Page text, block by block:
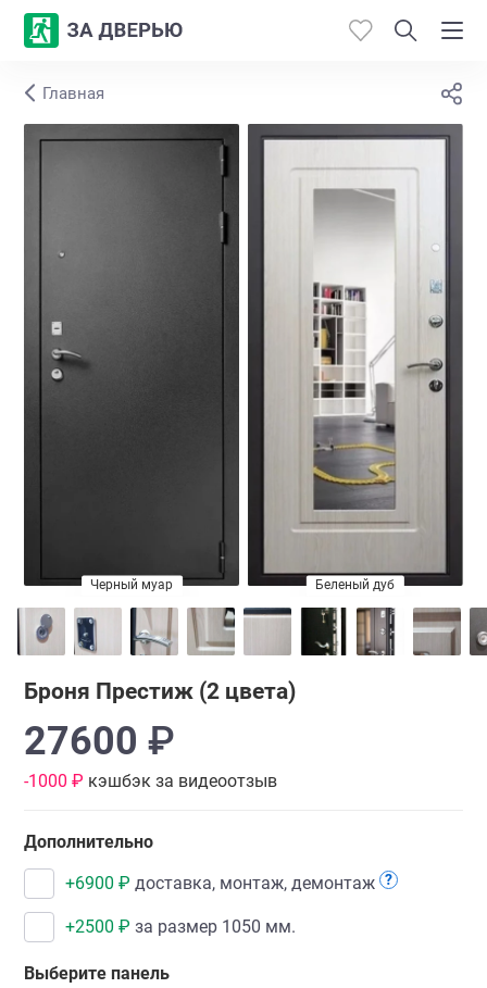
Каталог
Контакты
Главная
Черный муар
Беленый дуб Венге
Броня Престиж (2 цвета)
27600 ₽
-1000 ₽ кэшбэк за видеоотзыв
Дополнительно
+6900 ₽ доставка, монтаж, демонтаж ?
+2500 ₽ за размер 1050 мм.
Выберите панель